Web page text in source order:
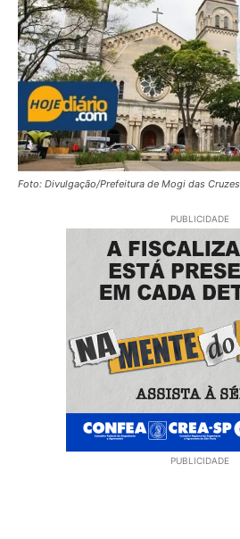
Foto: Divulgação/Prefeitura de Mogi das Cruzes
PUBLICIDADE
PUBLICIDADE